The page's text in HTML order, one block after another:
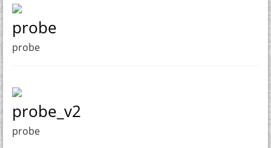
probe
probe
probe_v2
probe